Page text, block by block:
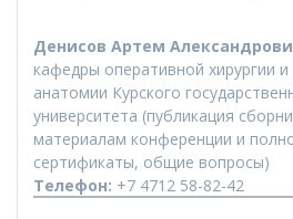
Денисов Артем
кафедры оперативной хирургии
анатомии Курского
университета (публикация
материалам конференции и
сертификаты, общие вопросы)
Телефон: +7 4712 58-82-42